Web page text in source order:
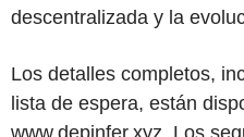
descentralizada y la
Los detalles completos,
lista de espera, están
www.depinfer.xyz. Los